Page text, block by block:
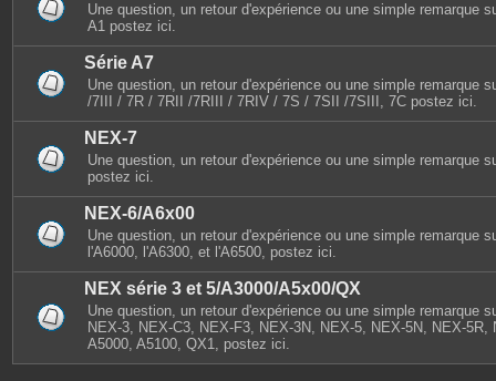
Une question, un retour d'expérience ou une simple remarque
A1 postez ici.
Série A7
Une question, un retour d'expérience ou une simple remarque
/7III / 7R / 7RII /7RIII / 7RIV / 7S / 7SII /7SIII, 7C postez ici.
NEX-7
Une question, un retour d'expérience ou une simple remarque
postez ici.
NEX-6/A6x00
Une question, un retour d'expérience ou une simple remarque
l'A6000, l'A6300, et l'A6500, postez ici.
NEX série 3 et 5/A3000/A5x00/QX
Une question, un retour d'expérience ou une simple remarque
NEX-3, NEX-C3, NEX-F3, NEX-3N, NEX-5, NEX-5N, NEX-5R,
A5000, A5100, QX1, postez ici.